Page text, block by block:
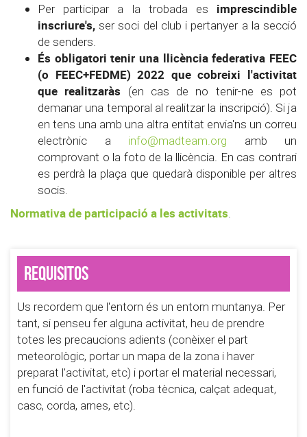
Per participar a la trobada es imprescindible
inscriure's, ser soci del club i pertanyer a la secció
de senders.
És obligatori tenir una llicència federativa FEEC
(o FEEC+FEDME) 2022 que cobreixi l'activitat
que realitzaràs (en cas de no tenir-ne es pot
demanar una temporal al realitzar la inscripció). Si ja
en tens una amb una altra entitat envia'ns un correu
electrònic a info@madteam.org amb un
comprovant o la foto de la llicència. En cas contrari
es perdrà la plaça que quedarà disponible per altres
socis.
Normativa de participació a les activitats.
Requisitos
Us recordem que l'entorn és un entorn muntanya. Per
tant, si penseu fer alguna activitat, heu de prendre
totes les precaucions adients (conèixer el part
meteorològic, portar un mapa de la zona i haver
preparat l'activitat, etc) i portar el material necessari,
en funció de l'activitat (roba tècnica, calçat adequat,
casc, corda, arnes, etc).